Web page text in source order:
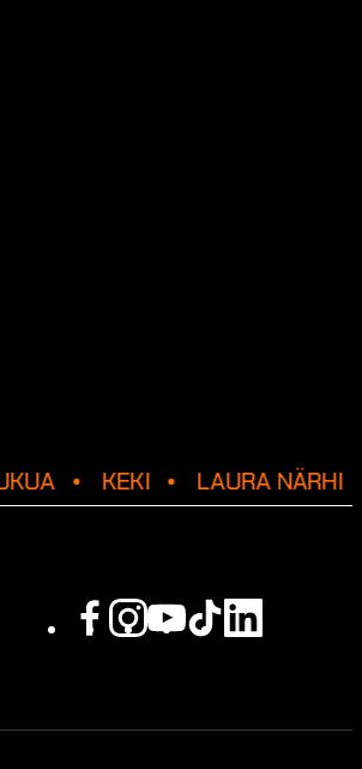
KEKI LAURA NÄRHI
Facebook
Instagram
Youtube
TiktokLinkedin